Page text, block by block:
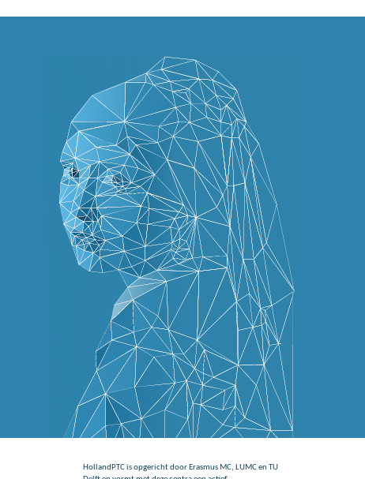
HollandPTC is opgericht door Erasmus MC, LUMC en TU